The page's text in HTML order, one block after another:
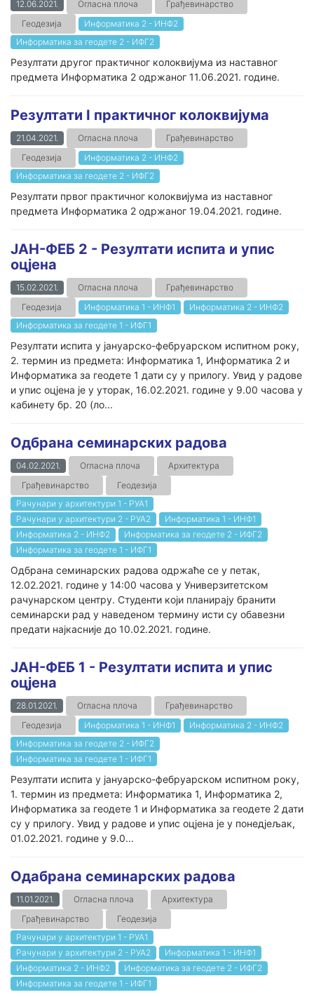
12.06.2021. Огласна плоча
Грађевинарство
Геодезија
Информатика 2 - ИНФ2
Информатика за геодете 2 - ИФГ2
Резултати другог практичног колоквијума из наставног
предмета Информатика 2 одржаног 11.06.2021. године.
Резултати I практичног колоквијума
21.04.2021. Огласна плоча
Грађевинарство
Геодезија
Информатика 2 - ИНФ2
Информатика за геодете 2 - ИФГ2
Резултати првог практичног колоквијума из наставног
предмета Информатика 2 одржаног 19.04.2021. године.
ЈАН-ФЕБ 2 - Резултати испита и упис
оцјена
15.02.2021. Огласна плоча
Грађевинарство
Геодезија
Информатика 1 - ИНФ1
Информатика 2 - ИНФ2
Информатика за геодете 1 - ИФГ1
Резултати испита у јануарско-фебруарском испитном року,
2. термин из предмета: Информатика 1, Информатика 2 и
Информатика за геодете 1 дати су у прилогу. Увид у радове
и упис оцјена је у уторак, 16.02.2021. године у 9.00 часова у
кабинету бр. 20 (ло...
Одбрана семинарских радова
04.02.2021. Огласна плоча
Архитектура
Грађевинарство
Геодезија
Рачунари у архитектури 1 - РУА1
Рачунари у архитектури 2 - РУА2
Информатика 1 - ИНФ1
Информатика 2 - ИНФ2
Информатика за геодете 2 - ИФГ2
Информатика за геодете 1 - ИФГ1
Одбрана семинарских радова одржаће се у петак,
12.02.2021. године у 14:00 часова у Универзитетском
рачунарском центру. Студенти који планирају бранити
семинарски рад у наведеном термину исти су обавезни
предати најкасније до 10.02.2021. године.
ЈАН-ФЕБ 1 - Резултати испита и упис
оцјена
28.01.2021. Огласна плоча
Грађевинарство
Геодезија
Информатика 1 - ИНФ1
Информатика 2 - ИНФ2
Информатика за геодете 2 - ИФГ2
Информатика за геодете 1 - ИФГ1
Резултати испита у јануарско-фебруарском испитном року,
1. термин из предмета: Информатика 1, Информатика 2,
Информатика за геодете 1 и Информатика за геодете 2 дати
су у прилогу. Увид у радове и упис оцјена је у понедјељак,
01.02.2021. године у 9.0...
Одабрана семинарских радова
11.01.2021. Огласна плоча
Архитектура
Грађевинарство
Геодезија
Рачунари у архитектури 1 - РУА1
Рачунари у архитектури 2 - РУА2
Информатика 1 - ИНФ1
Информатика 2 - ИНФ2
Информатика за геодете 2 - ИФГ2
Информатика за геодете 1 - ИФГ1